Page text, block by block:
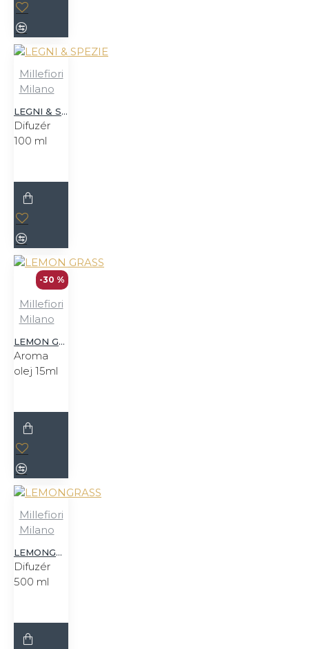
Millefiori
Milano
LEGNI & SPEZIE
Difuzér
100 ml
-30 %
Millefiori
Milano
LEMON GRASS
Aroma
olej 15ml
Millefiori
Milano
LEMONGRASS
Difuzér
500 ml